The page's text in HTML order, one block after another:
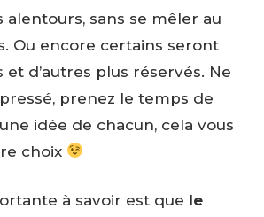
sans se mêler au
Ou encore certains seront
d’autres plus réservés. Ne
prenez le temps de
idée de chacun, cela vous
choix
à savoir est que le